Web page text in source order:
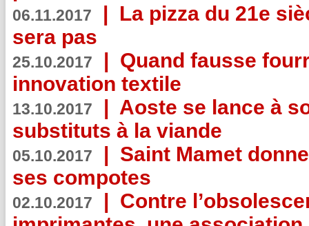
06.11.2017 | La pizza du 21e
sera pas
25.10.2017 | Quand fausse
innovation textile
13.10.2017 | Aoste se lance à
substituts à la viande
05.10.2017 | Saint Mamet
ses compotes
02.10.2017 | Contre